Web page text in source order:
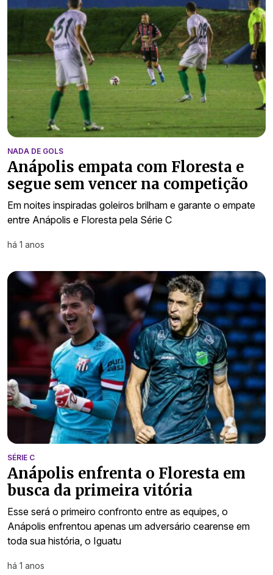
NADA DE GOLS
Anápolis empata com Floresta e
segue sem vencer na competição
Em noites inspiradas goleiros brilham e garante o empate
entre Anápolis e Floresta pela Série C
há 1 anos
SÉRIE C
Anápolis enfrenta o Floresta em
busca da primeira vitória
Esse será o primeiro confronto entre as equipes, o
Anápolis enfrentou apenas um adversário cearense em
toda sua história, o Iguatu
há 1 anos